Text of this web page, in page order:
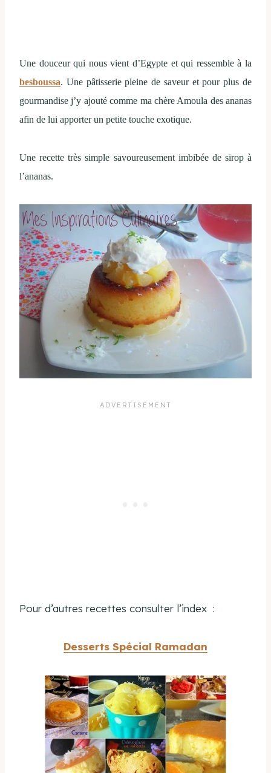
Une douceur qui nous vient d’Egypte et qui ressemble à la
besboussa. Une pâtisserie pleine de saveur et pour plus de
gourmandise j’y ajouté comme ma chère Amoula des ananas
afin de lui apporter un petite touche exotique.
Une recette très simple savoureusement imbibée de sirop à
l’ananas.
Pour d’autres recettes consulter l’index :
Desserts Spécial Ramadan